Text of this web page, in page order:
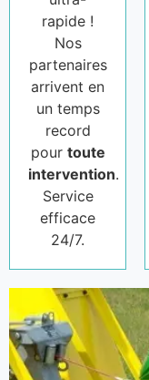
rapide !
Nos
partenaires
arrivent en
un temps
record
pour toute
intervention.
Service
efficace
24/7.